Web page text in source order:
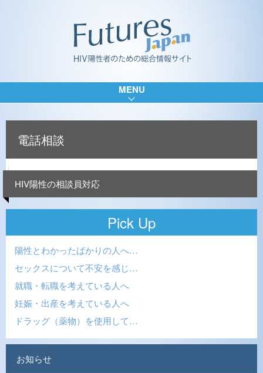
MENU
電話相談
HIV陽性の相談員対応
Pick Up
陽性とわかったばかりの人へ…
セックスについて不安を感じ…
就職・転職を考えている人へ
妊娠・出産を考えている人へ
ドラッグ（薬物）を使用して…
お知らせ